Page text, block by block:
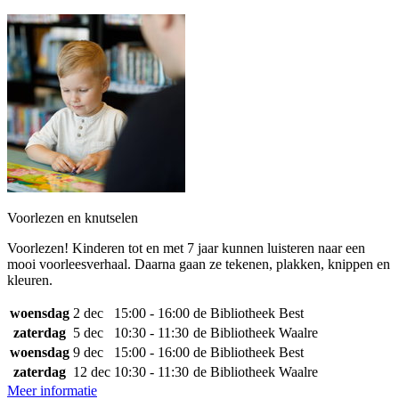
Voorlezen en knutselen
Voorlezen! Kinderen tot en met 7 jaar kunnen luisteren naar een
mooi voorleesverhaal. Daarna gaan ze tekenen, plakken, knippen en
kleuren.
woensdag 2 dec 15:00 - 16:00 de Bibliotheek Best
zaterdag 5 dec 10:30 - 11:30 de Bibliotheek Waalre
woensdag 9 dec 15:00 - 16:00 de Bibliotheek Best
zaterdag 12 dec 10:30 - 11:30 de Bibliotheek Waalre
Meer informatie